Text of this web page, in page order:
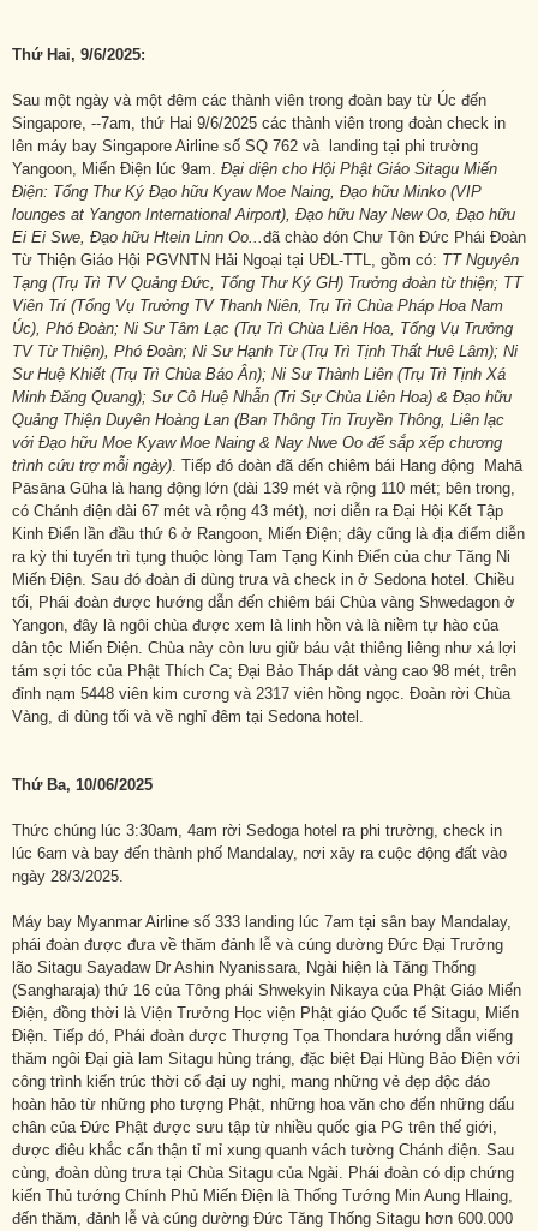
Thứ Hai, 9/6/2025:
Sau một ngày và một đêm các thành viên trong đoàn bay từ Úc đến
Singapore, --7am, thứ Hai 9/6/2025 các thành viên trong đoàn check in
lên máy bay Singapore Airline số SQ 762 và landing tại phi trường
Yangoon, Miến Điện lúc 9am. Đại diện cho Hội Phật Giáo Sitagu Miến
Điện: Tổng Thư Ký Đạo hữu Kyaw Moe Naing, Đạo hữu Minko (VIP
lounges at Yangon International Airport), Đạo hữu Nay New Oo, Đạo hữu
Ei Ei Swe, Đạo hữu Htein Linn Oo...đã chào đón Chư Tôn Đức Phái Đoàn
Từ Thiện Giáo Hội PGVNTN Hải Ngoại tại UĐL-TTL, gồm có: TT Nguyên
Tạng (Trụ Trì TV Quảng Đức, Tổng Thư Ký GH) Trưởng đoàn từ thiện; TT
Viên Trí (Tổng Vụ Trưởng TV Thanh Niên, Trụ Trì Chùa Pháp Hoa Nam
Úc), Phó Đoàn; Ni Sư Tâm Lạc (Trụ Trì Chùa Liên Hoa, Tổng Vụ Trưởng
TV Từ Thiện), Phó Đoàn; Ni Sư Hạnh Từ (Trụ Trì Tịnh Thất Huê Lâm); Ni
Sư Huệ Khiết (Trụ Trì Chùa Báo Ân); Ni Sư Thành Liên (Trụ Trì Tịnh Xá
Minh Đăng Quang); Sư Cô Huệ Nhẫn (Tri Sự Chùa Liên Hoa) & Đạo hữu
Quảng Thiện Duyên Hoàng Lan (Ban Thông Tin Truyền Thông, Liên lạc
với Đạo hữu Moe Kyaw Moe Naing & Nay Nwe Oo để sắp xếp chương
trình cứu trợ mỗi ngày). Tiếp đó đoàn đã đến chiêm bái Hang động Mahā
Pāsāna Gūha là hang động lớn (dài 139 mét và rộng 110 mét; bên trong,
có Chánh điện dài 67 mét và rộng 43 mét), nơi diễn ra Đại Hội Kết Tập
Kinh Điển lần đầu thứ 6 ở Rangoon, Miến Điện; đây cũng là địa điểm diễn
ra kỳ thi tuyển trì tụng thuộc lòng Tam Tạng Kinh Điển của chư Tăng Ni
Miến Điện. Sau đó đoàn đi dùng trưa và check in ở Sedona hotel. Chiều
tối, Phái đoàn được hướng dẫn đến chiêm bái Chùa vàng Shwedagon ở
Yangon, đây là ngôi chùa được xem là linh hồn và là niềm tự hào của
dân tộc Miến Điện. Chùa này còn lưu giữ báu vật thiêng liêng như xá lợi
tám sợi tóc của Phật Thích Ca; Đại Bảo Tháp dát vàng cao 98 mét, trên
đỉnh nạm 5448 viên kim cương và 2317 viên hồng ngọc. Đoàn rời Chùa
Vàng, đi dùng tối và về nghỉ đêm tại Sedona hotel.
Thứ Ba, 10/06/2025
Thức chúng lúc 3:30am, 4am rời Sedoga hotel ra phi trường, check in
lúc 6am và bay đến thành phố Mandalay, nơi xảy ra cuộc động đất vào
ngày 28/3/2025.
Máy bay Myanmar Airline số 333 landing lúc 7am tại sân bay Mandalay,
phái đoàn được đưa về thăm đảnh lễ và cúng dường Đức Đại Trưởng
lão Sitagu Sayadaw Dr Ashin Nyanissara, Ngài hiện là Tăng Thống
(Sangharaja) thứ 16 của Tông phái Shwekyin Nikaya của Phật Giáo Miến
Điện, đồng thời là Viện Trưởng Học viện Phật giáo Quốc tế Sitagu, Miến
Điện. Tiếp đó, Phái đoàn được Thượng Tọa Thondara hướng dẫn viếng
thăm ngôi Đại già lam Sitagu hùng tráng, đặc biệt Đại Hùng Bảo Điện với
công trình kiến trúc thời cổ đại uy nghi, mang những vẻ đẹp độc đáo
hoàn hảo từ những pho tượng Phật, những hoa văn cho đến những dấu
chân của Đức Phật được sưu tập từ nhiều quốc gia PG trên thế giới,
được điêu khắc cẩn thận tỉ mỉ xung quanh vách tường Chánh điện. Sau
cùng, đoàn dùng trưa tại Chùa Sitagu của Ngài. Phái đoàn có dịp chứng
kiến Thủ tướng Chính Phủ Miến Điện là Thống Tướng Min Aung Hlaing,
đến thăm, đảnh lễ và cúng dường Đức Tăng Thống Sitagu hơn 600.000